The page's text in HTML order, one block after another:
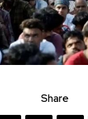
Share